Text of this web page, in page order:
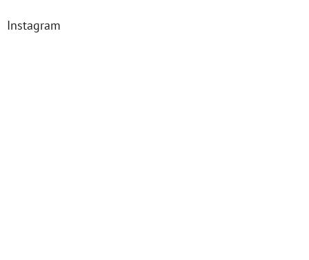
Instagram